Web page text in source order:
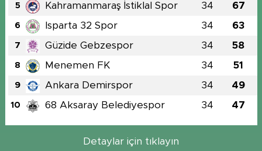
5 Kahramanmaraş İstiklal Spor 34 67
6 Isparta 32 Spor 34 63
7 Güzide Gebzespor 34 58
8 Menemen FK 34 51
9 Ankara Demirspor 34 49
10 68 Aksaray Belediyespor 34 47
Detaylar için tıklayın